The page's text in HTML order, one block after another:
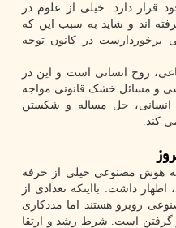
قرار دارد. خیلی از علوم در
اند و شاید به سبب این که
برخوردارست در کانون توجه
روح انسانی است و این در
و مسائل خشک قانونی مواجه
انسانی، حل مساله و شکستن
کند.
هوش مصنوعی خیلی از حرفه
داشت: بااینکه تعدادی از
روبرو هستند اما مددکاری
گرفتن است. شرط رشد و ارتقا